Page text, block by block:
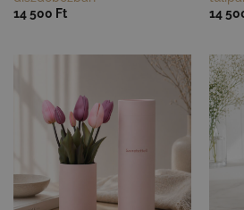
14 500 Ft
14